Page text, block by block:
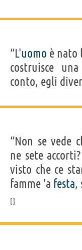
“L'uomo è nato
costruisce una
conto, egli
“Non se vede
ne sete
visto che ce
famme 'a festa,